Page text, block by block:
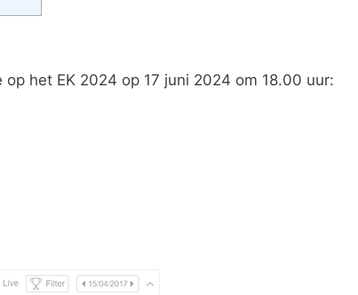
het EK 2024 op 17 juni 2024 om 18.00 uur: